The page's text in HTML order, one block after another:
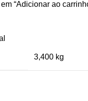
“Adicionar ao
3,400 kg